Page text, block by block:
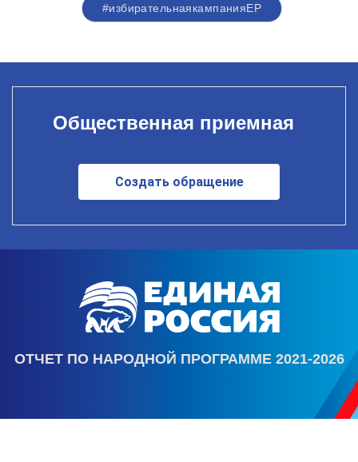
#избирательнаякампанияЕР
Общественная приемная
Создать обращение
ОТЧЕТ ПО НАРОДНОЙ ПРОГРАММЕ 2021-2026